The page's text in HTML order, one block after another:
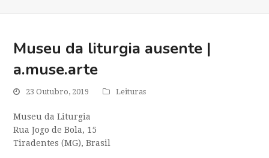
Museu da liturgia ausente |
a.muse.arte
23 Outubro, 2019 Leituras
Museu da Liturgia
Rua Jogo de Bola, 15
Tiradentes (MG), Brasil